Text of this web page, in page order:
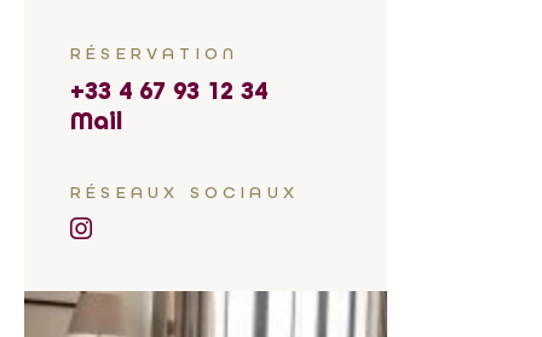
RÉSERVATION
+33 4 67 93 12 34
Mail
RÉSEAUX SOCIAUX